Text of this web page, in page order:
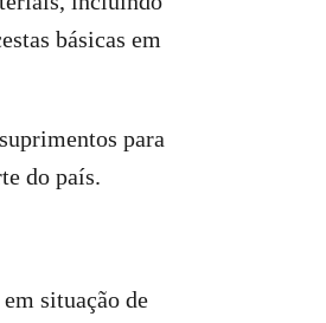
básicas em
para
do país.
situação de